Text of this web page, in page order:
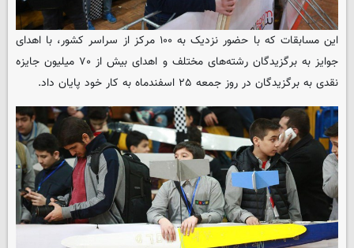
این مسابقات که با حضور نزدیک به ۱۰۰ مرکز از سراسر کشور، با اهدای
جوایز به برگزیدگان رشته‌های مختلف و اهدای بیش از ۷۰ میلیون جایزه
نقدی به برگزیدگان در روز جمعه ۲۵ اسفندماه به کار خود پایان داد.